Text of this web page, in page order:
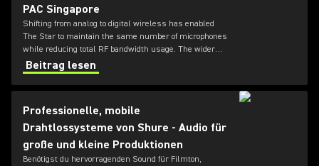
PAC Singapore
Shifting from analog to digital wireless has enabled
The Star to maintain the same number of microphones
while reducing total RF bandwidth usage. The wider
tuning range of the ADX series also allows more
microphones to be deployed simultaneously — offering
greater flexibility for future productions.
Beitrag lesen
Professionelle, mobile
Drahtlossysteme von Shure - Audio für
große und kleine Produktionen
Benötigst du hervorragenden Sound für Filmton,